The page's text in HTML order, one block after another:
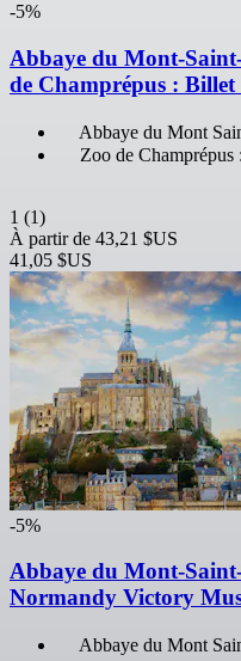
-5%
Abbaye du Mont-
de Champrépus : Billet
Abbaye du Mont
Zoo de
1 (1)
À partir de 43,21 $US
41,05 $US
-5%
Abbaye du Mont-
Normandy Victory
Abbaye du Mont